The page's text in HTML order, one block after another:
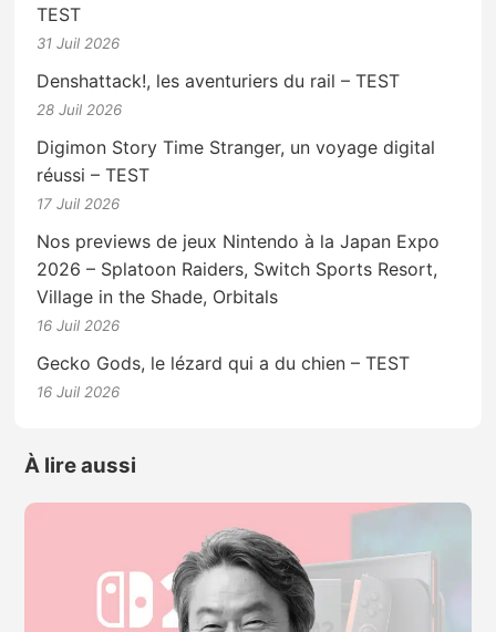
TEST
31 Juil 2026
Denshattack!, les aventuriers du rail – TEST
28 Juil 2026
Digimon Story Time Stranger, un voyage digital
réussi – TEST
17 Juil 2026
Nos previews de jeux Nintendo à la Japan Expo
2026 – Splatoon Raiders, Switch Sports Resort,
Village in the Shade, Orbitals
16 Juil 2026
Gecko Gods, le lézard qui a du chien – TEST
16 Juil 2026
À lire aussi